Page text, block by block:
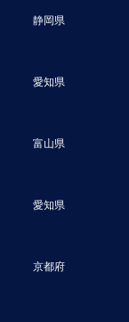
静岡県
愛知県
富山県
愛知県
京都府